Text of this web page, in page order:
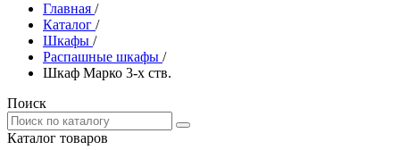
Главная /
Каталог /
Шкафы /
Распашные шкафы /
Шкаф Марко 3-х ств.
Поиск
Каталог товаров